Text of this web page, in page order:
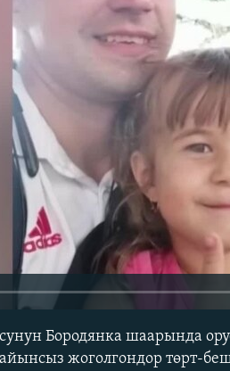
No
Бородянка шаарында
жоголгондор төрт-